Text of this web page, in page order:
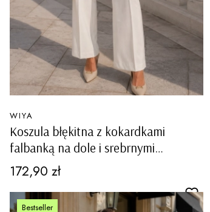
Koszula błękitna z kokardkami
falbanką na dole i srebrnymi
kryształkami Povoletto
PRODUCENT
WIYA
Cena
172,90 zł
Bestseller